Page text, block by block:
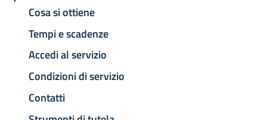
Cosa si ottiene
Tempi e scadenze
Accedi al servizio
Condizioni di servizio
Contatti